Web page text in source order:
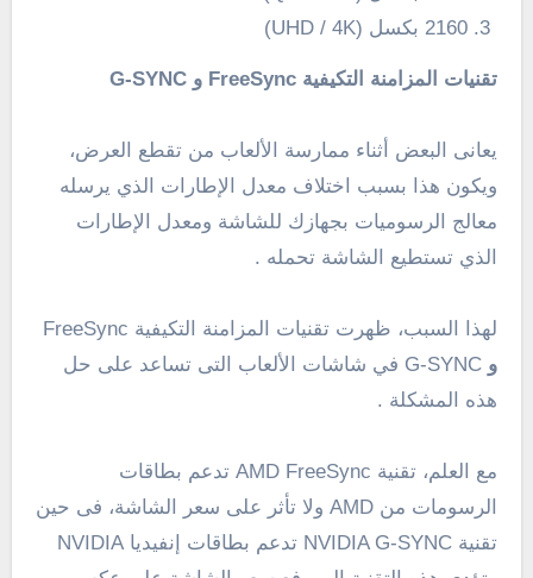
2160 بكسل (UHD / 4K)
تقنيات المزامنة التكيفية FreeSync و G-SYNC
يعانى البعض أثناء ممارسة الألعاب من تقطع العرض،
ويكون هذا بسبب اختلاف معدل الإطارات الذي يرسله
معالج الرسوميات بجهازك للشاشة ومعدل الإطارات
الذي تستطيع الشاشة تحمله .
لهذا السبب، ظهرت تقنيات المزامنة التكيفية FreeSync
و
G-SYNC في شاشات الألعاب التى تساعد على حل
هذه المشكلة .
مع العلم، تقنية AMD FreeSync تدعم بطاقات
الرسومات من AMD ولا تأثر على سعر الشاشة، فى حين
تقنية NVIDIA G-SYNC تدعم بطاقات إنفيديا NVIDIA